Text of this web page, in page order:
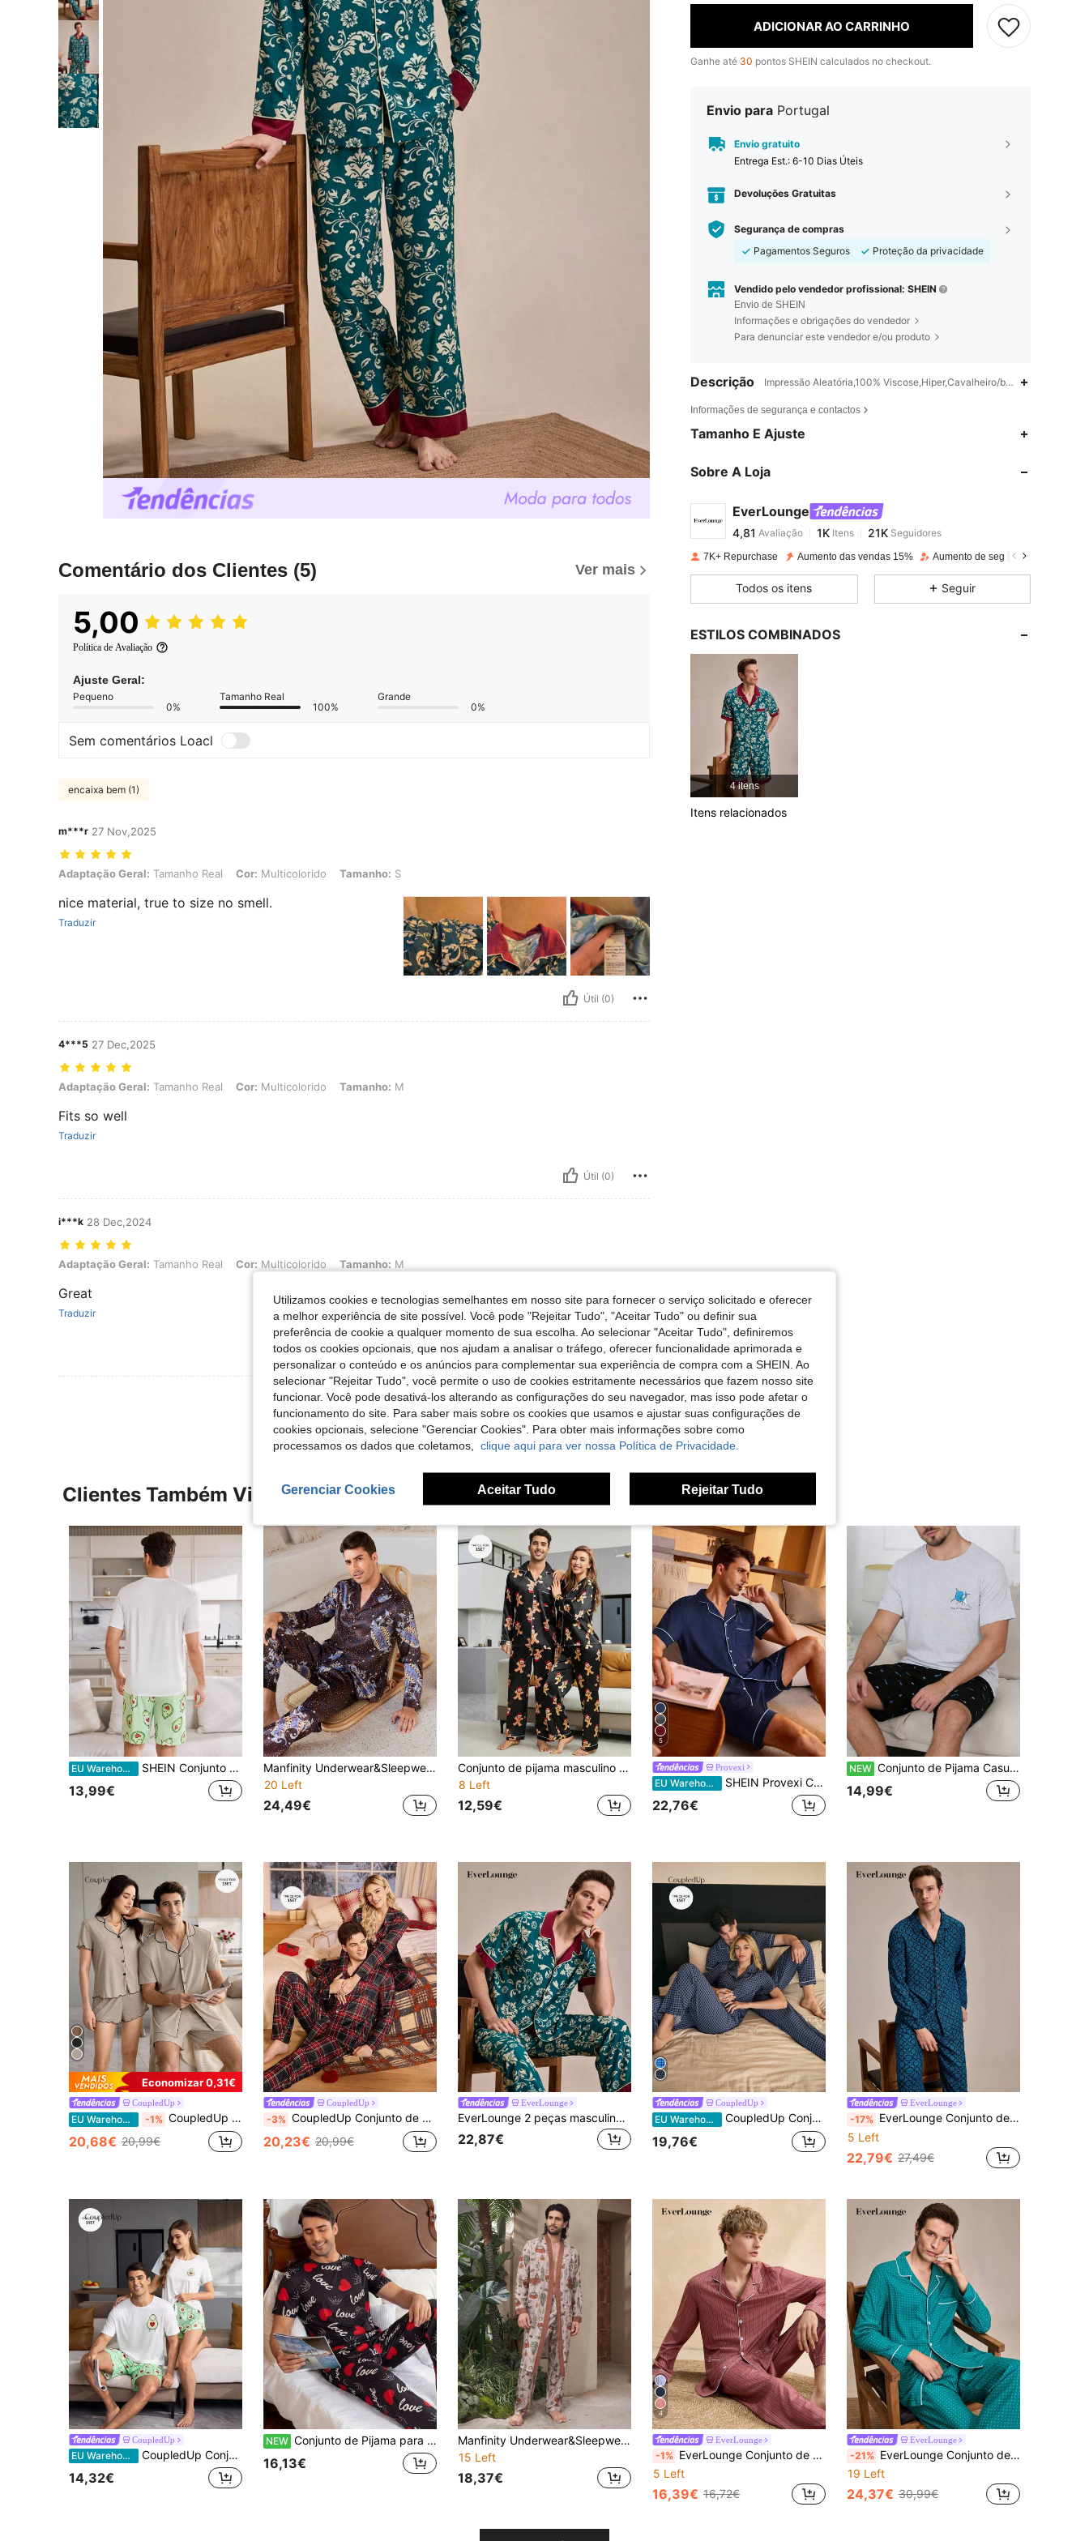
Comentário dos Clientes (5) Ver mais
5,00
Política de Avaliação
Ajuste Geral:
Pequeno
0%
Tamanho Real
100%
Grande
0%
Sem comentários Loacl
encaixa bem (1)
m***r 27 Nov,2025
Adaptação Geral: Tamanho Real, Cor: Multicolorido, Tamanho: S
Adaptação Geral: Tamanho Real Cor: Multicolorido Tamanho: S
nice material, true to size no smell.
Traduzir
Útil (0)
4***5 27 Dec,2025
Adaptação Geral: Tamanho Real, Cor: Multicolorido, Tamanho: M
Adaptação Geral: Tamanho Real Cor: Multicolorido Tamanho: M
Fits so well
Traduzir
Útil (0)
i***k 28 Dec,2024
Adaptação Geral: Tamanho Real, Cor: Multicolorido, Tamanho: M
Adaptação Geral: Tamanho Real Cor: Multicolorido Tamanho: M
Great
Traduzir
Útil (0)
Ver Mais Avaliações
ADICIONAR AO CARRINHO
Ganhe até 30 pontos SHEIN calculados no checkout.
Envio para Portugal
Envio gratuito
Entrega Est.: 6-10 Dias Úteis
Devoluções Gratuitas
Segurança de compras
Pagamentos Seguros
Proteção da privacidade
Vendido pelo vendedor profissional: SHEIN
Envio de SHEIN
Informações e obrigações do vendedor
Para denunciar este vendedor e/ou produto
Descrição Impressão Aleatória,100% Viscose,Hiper,Cavalheiro/britânico
Informações de segurança e contactos
Tamanho E Ajuste
Sobre A Loja
EverLounge
4,81
Avaliação 1KItens 21K
a***apago 1 dia atrás
4,81
4,81
4,81
4,81
7K+ Repurchase Aumento das vendas 15% Aumento de seguidores 41%
Todos os itens Seguir
ESTILOS COMBINADOS
4 itens
Itens relacionados
Clientes Também Visitaram
EU Warehouse SHEIN Conjunto de roupa de dormir casual com estampa de abacate, 2 peças, para homens, verão
13,99€
Manfinity Underwear&Sleepwear Basics Conjunto de pijama masculino com estampa retrô, manga comprida e calça comprida
20 Left
24,49€
Conjunto de pijama masculino de cetim com estampa natalina e detalhes contrastantes, ideal para o outono e inverno.
8 Left
12,59€
5
Provexi
EU Warehouse SHEIN Provexi Conjunto de pijama / conjunto de pijama masculino contrastante
22,76€
NEW Conjunto de Pijama Casual Fino de Verão para Homem, Camisola Pullover de Gola Redonda, Estampa Simples de Tubarão Cartoon, 2 Peças com Manga Curta e Calções, Roupa de Estar Confortável e Descontraída Adequada para Uso Exterior
14,99€
Economizar 0,31€
CoupledUp
EU Warehouse -1% CoupledUp Conjunto de shorts masculino cáqui com gola entalhada, frente aberta e detalhes listrados, em tecido de malha super macio e fluido, ideal para uso casual em casal na primavera, verão e outono. Perfeito para o dia a dia.
20,68€ 20,99€
CoupledUp
-3% CoupledUp Conjunto de pijama masculino casual xadrez com lapela e botões frontais, composto por blusa de manga comprida e calça. Ideal para o outono e inverno, combinando com outras peças de roupa. Perfeito para casais. Ideal para relaxar em casa ou para o Natal.
20,23€ 20,99€
EverLounge
EverLounge 2 peças masculinas contraste cor patchwork frente botão manga curta top e calças casual lounge suit
22,87€
CoupledUp
EU Warehouse CoupledUp Conjunto de pijama masculino com estampa xadrez e lapela e acabamento contrastante
19,76€
EverLounge
-17% EverLounge Conjunto de roupa de dormir masculina com gola virada para baixo e botões, camisa de manga comprida com estampa completa e calças compridas
5 Left
22,79€ 27,49€
CoupledUp
EU Warehouse CoupledUp Conjunto de pijama masculino abacate coração estampado gola redonda manga curta e shorts
14,32€
NEW Conjunto de Pijama para Homem, Estampa de Corações, Manga Curta e Calças Compridas, Roupa de Estar Casual 2 Peças
16,13€
Manfinity Underwear&Sleepwear Basics Conjunto de pijamas soltos com estampa de plantas tropicais masculinas manga comprida e calças
15 Left
18,37€
4
EverLounge
-1% EverLounge Conjunto de roupa de descanso masculino confortável com estampa listrada
5 Left
16,39€ 16,72€
EverLounge
-21% EverLounge Conjunto de roupa de dormir masculina com gola alta e manga comprida, de bolinhas, com botões simples
19 Left
24,37€ 30,99€
Utilizamos cookies e tecnologias semelhantes em nosso site para fornecer o serviço solicitado e oferecer
a melhor experiência de site possível. Você pode "Rejeitar Tudo", "Aceitar Tudo" ou definir sua
preferência de cookie a qualquer momento de sua escolha. Ao selecionar "Aceitar Tudo", definiremos
todos os cookies opcionais, que nos ajudam a analisar o tráfego, oferecer funcionalidade aprimorada e
personalizar o conteúdo e os anúncios para complementar sua experiência de compra com a SHEIN. Ao
selecionar "Rejeitar Tudo", você permite o uso de cookies estritamente necessários que fazem nosso site
funcionar. Você pode desativá-los alterando as configurações do seu navegador, mas isso pode afetar o
funcionamento do site. Para saber mais sobre os cookies que usamos e ajustar suas configurações de
cookies opcionais, selecione "Gerenciar Cookies". Para obter mais informações sobre como
processamos os dados que coletamos, clique aqui para ver nossa Política de Privacidade.
Gerenciar Cookies Aceitar Tudo Rejeitar Tudo